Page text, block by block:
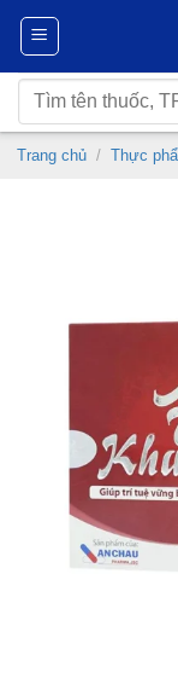
Chuyển
nội
dung
Tìm
kiếm:
Trang chủ / Thực